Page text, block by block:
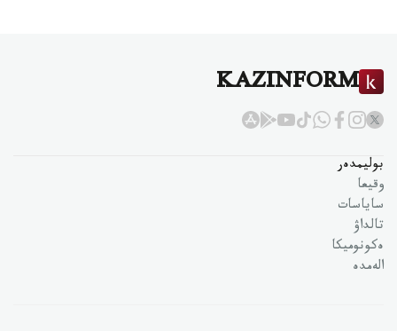
KAZINFORM
بوليمدەر
وقيعا
ساياسات
تالداۋ
ەكونوميكا
الەمدە